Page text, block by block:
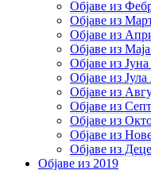
Објаве из
Објаве из
Објаве из
Објаве из
Објаве из
Објаве из
Објаве из
Објаве из
Објаве из
Објаве из
Објаве из
Објаве из 2019